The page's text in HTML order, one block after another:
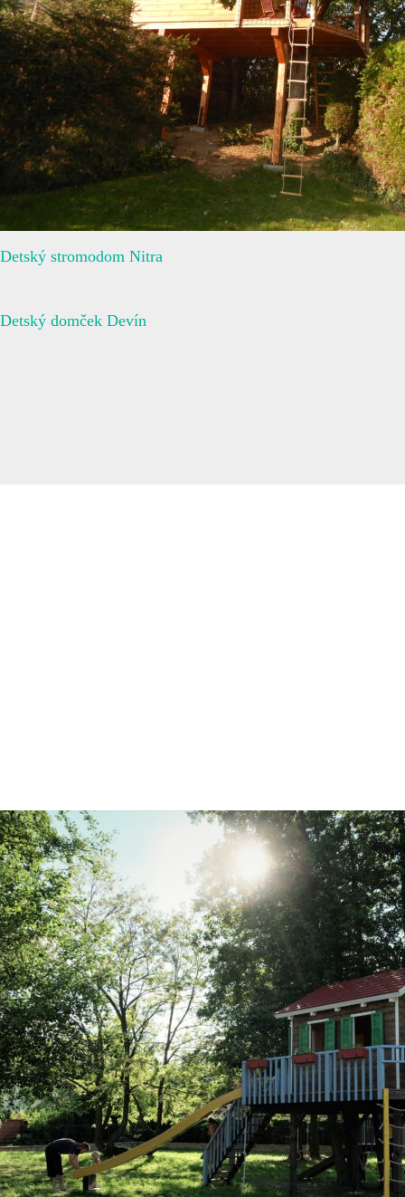
Detský stromodom Nitra
Detský domček Devín